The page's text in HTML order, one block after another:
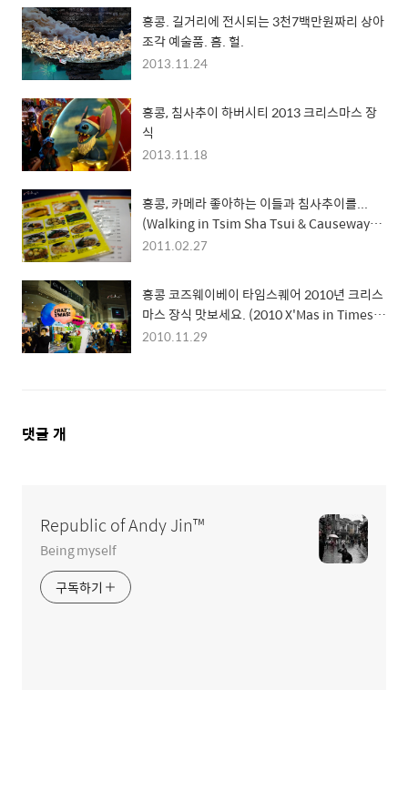
홍콩. 길거리에 전시되는 3천7백만원짜리 상아
조각 예술품. 흠. 헐.
2013.11.24
홍콩, 침사추이 하버시티 2013 크리스마스 장
식
2013.11.18
홍콩, 카메라 좋아하는 이들과 침사추이를...
(Walking in Tsim Sha Tsui & Causeway
Bay)
2011.02.27
홍콩 코즈웨이베이 타임스퀘어 2010년 크리스
마스 장식 맛보세요. (2010 X'Mas in Times
Square, CWB)
2010.11.29
댓
댓글 개
Republic of Andy Jin™
Being myself
구독하기